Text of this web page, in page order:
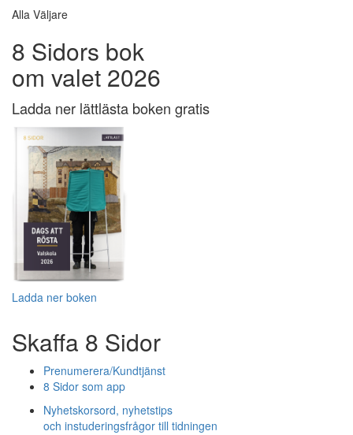
Alla Väljare
8 Sidors bok
om valet 2026
Ladda ner lättlästa boken gratis
Ladda ner boken
Skaffa 8 Sidor
Prenumerera/Kundtjänst
8 Sidor som app
Nyhetskorsord, nyhetstips
och instuderingsfrågor till tidningen